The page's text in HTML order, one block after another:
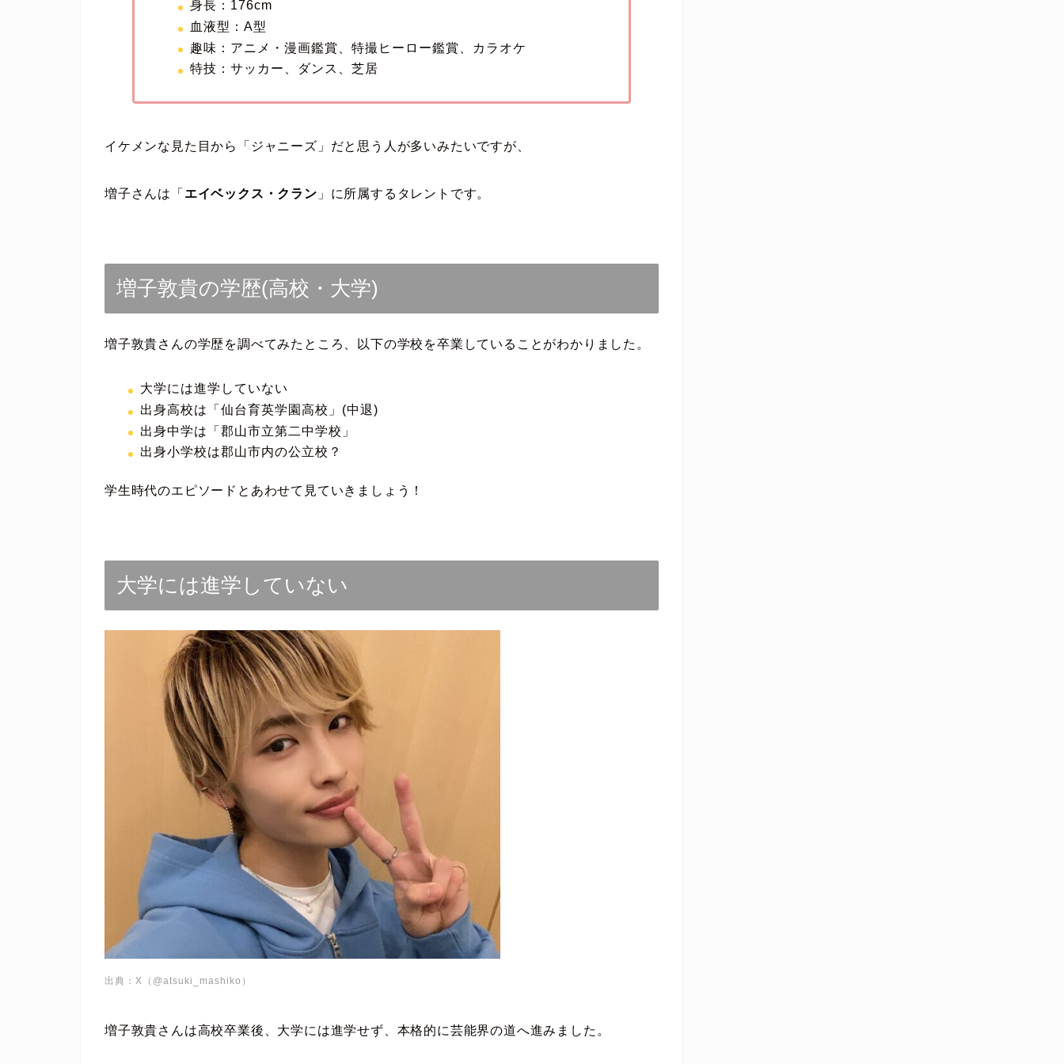
身長：176cm
血液型：A型
趣味：アニメ・漫画鑑賞、特撮ヒーロー鑑賞、カラオケ
特技：サッカー、ダンス、芝居
イケメンな見た目から「ジャニーズ」だと思う人が多いみたいですが、
増子さんは「 エイベックス・クラン 」に所属するタレントです。
増子敦貴の学歴(高校・大学)
増子敦貴さんの学歴を調べてみたところ、以下の学校を卒業していることがわかりました。
大学には進学していない
出身高校は「仙台育英学園高校」(中退)
出身中学は「郡山市立第二中学校」
出身小学校は郡山市内の公立校？
学生時代のエピソードとあわせて見ていきましょう！
大学には進学していない
出典：X（@atsuki_mashiko）
増子敦貴さんは高校卒業後、大学には進学せず、本格的に芸能界の道へ進みました。